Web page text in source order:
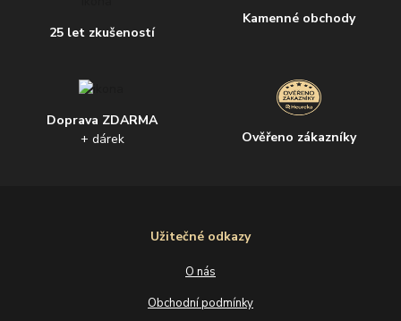
25 let zkušeností
Kamenné obchody
Doprava ZDARMA
+ dárek
Ověřeno zákazníky
Užitečné odkazy
O nás
Obchodní podmínky